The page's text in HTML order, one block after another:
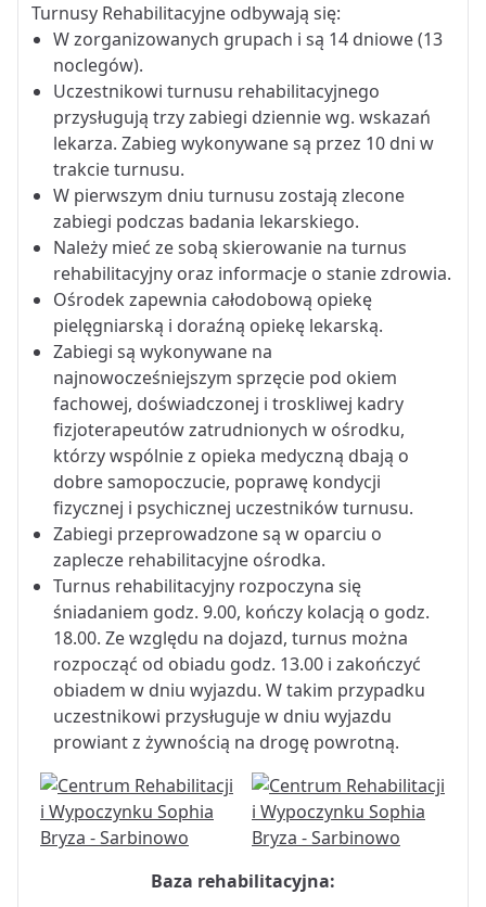
Turnusy Rehabilitacyjne odbywają się:
W zorganizowanych grupach i są 14 dniowe (13
noclegów).
Uczestnikowi turnusu rehabilitacyjnego
przysługują trzy zabiegi dziennie wg. wskazań
lekarza. Zabieg wykonywane są przez 10 dni w
trakcie turnusu.
W pierwszym dniu turnusu zostają zlecone
zabiegi podczas badania lekarskiego.
Należy mieć ze sobą skierowanie na turnus
rehabilitacyjny oraz informacje o stanie zdrowia.
Ośrodek zapewnia całodobową opiekę
pielęgniarską i doraźną opiekę lekarską.
Zabiegi są wykonywane na
najnowocześniejszym sprzęcie pod okiem
fachowej, doświadczonej i troskliwej kadry
fizjoterapeutów zatrudnionych w ośrodku,
którzy wspólnie z opieka medyczną dbają o
dobre samopoczucie, poprawę kondycji
fizycznej i psychicznej uczestników turnusu.
Zabiegi przeprowadzone są w oparciu o
zaplecze rehabilitacyjne ośrodka.
Turnus rehabilitacyjny rozpoczyna się
śniadaniem godz. 9.00, kończy kolacją o godz.
18.00. Ze względu na dojazd, turnus można
rozpocząć od obiadu godz. 13.00 i zakończyć
obiadem w dniu wyjazdu. W takim przypadku
uczestnikowi przysługuje w dniu wyjazdu
prowiant z żywnością na drogę powrotną.
Baza rehabilitacyjna: